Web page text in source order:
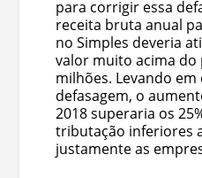
para corrigir essa
receita bruta anual
no Simples deveria
valor muito acima do
milhões. Levando em
defasagem, o
2018 superaria os
tributação inferiores
justamente as